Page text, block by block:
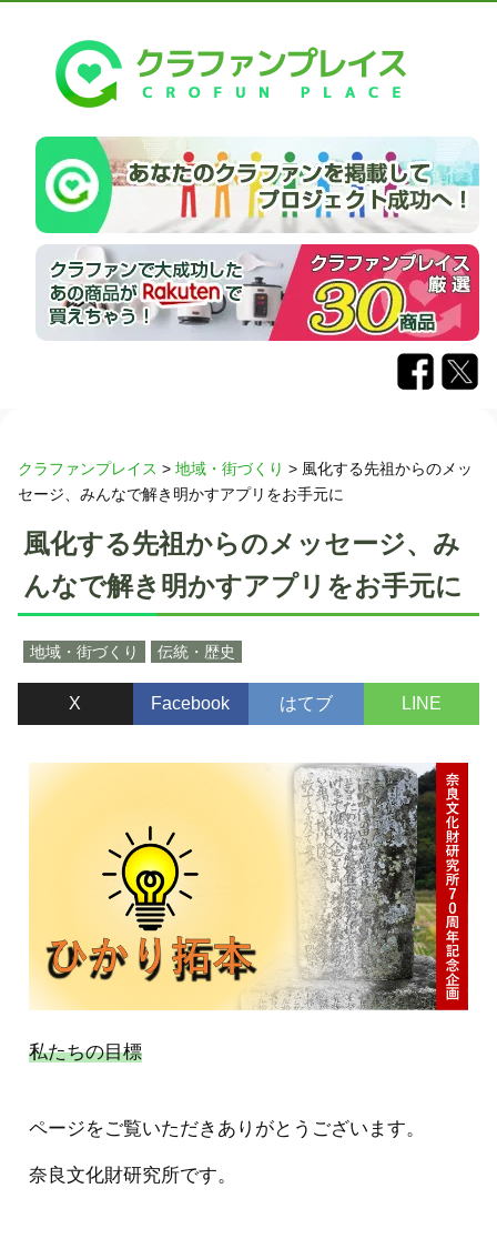
クラファンプレイス > 地域・街づくり > 風化する先祖からのメッ
セージ、みんなで解き明かすアプリをお手元に
風化する先祖からのメッセージ、み
んなで解き明かすアプリをお手元に
地域・街づくり 伝統・歴史
X Facebook はてブ LINE
私たちの目標
ページをご覧いただきありがとうございます。
奈良文化財研究所です。